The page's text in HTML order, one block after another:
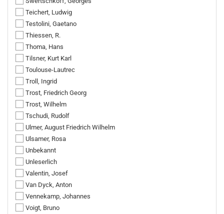
Teichert, Ludwig
Testolini, Gaetano
Thiessen, R.
Thoma, Hans
Tilsner, Kurt Karl
Toulouse-Lautrec
Troll, Ingrid
Trost, Friedrich Georg
Trost, Wilhelm
Tschudi, Rudolf
Ulmer, August Friedrich Wilhelm
Ulsamer, Rosa
Unbekannt
Unleserlich
Valentin, Josef
Van Dyck, Anton
Vennekamp, Johannes
Voigt, Bruno